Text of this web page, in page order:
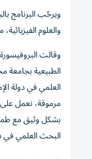
ويرحّب البرنامج
والعلوم
وقالت
الطبيعية بجامعة
العلمي في دولة
مرموقة، نعمل
بشكل وثيق مع
البحث العلمي في